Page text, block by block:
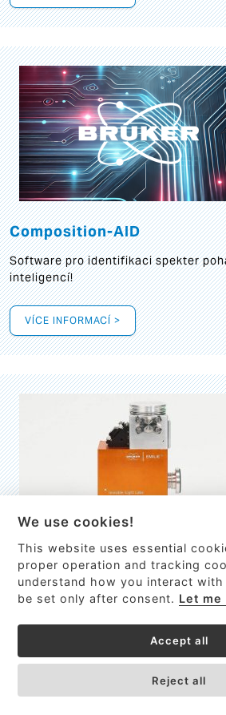
Composition-AID
Software pro identifikaci spekter
inteligencí!
VÍCE INFORMACÍ >
EMILIE
První nano-elektro-mechanický
We use cookies!
This website uses essential
proper operation and tracking
understand how you interact
be set only after consent. Let me
Accept all
Reject all